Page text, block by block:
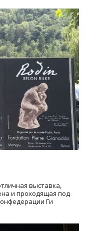
выставка,
и проходящая под
Ги